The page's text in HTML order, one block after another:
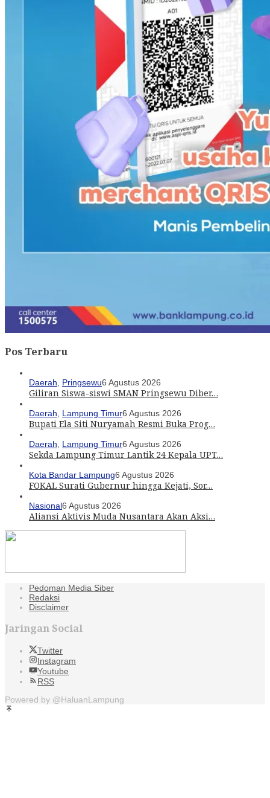
Pos Terbaru
Daerah Pringsewu6 Agustus 2026
Giliran Siswa-siswi SMAN Pringsewu Diber…
Daerah Lampung Timur6 Agustus 2026
Bupati Ela Siti Nuryamah Resmi Buka Prog…
Daerah Lampung Timur6 Agustus 2026
Sekda Lampung Timur Lantik 24 Kepala UPT…
Kota Bandar Lampung6 Agustus 2026
FOKAL Surati Gubernur hingga Kejati, Sor…
Nasional6 Agustus 2026
Aliansi Aktivis Muda Nusantara Akan Aksi…
Pedoman Media Siber
Redaksi
Disclaimer
Jaringan Social
Twitter
Instagram
Youtube
RSS
Powered by @HaluanLampung